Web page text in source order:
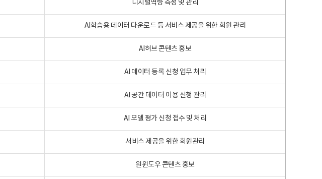
디지털역량 측정 및 관리
AI학습용 데이터 다운로드 등 서비스 제공을 위한 회원 관리
AI허브 콘텐츠 홍보
AI 데이터 등록 신청 업무 처리
AI 공간 데이터 이용 신청 관리
AI 모델 평가 신청 접수 및 처리
서비스 제공을 위한 회원관리
원윈도우 콘텐츠 홍보